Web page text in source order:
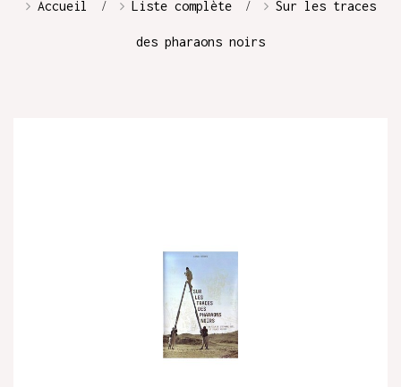
Accueil Liste complète Sur les traces
des pharaons noirs